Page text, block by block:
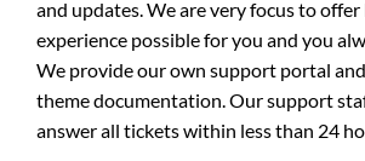
and updates. We are very focus to
experience possible for you and you
We provide our own support portal
theme documentation. Our support
answer all tickets within less than 24